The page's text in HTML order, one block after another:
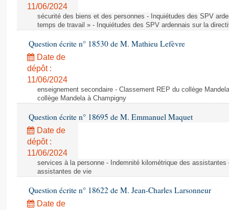
11/06/2024
sécurité des biens et des personnes - Inquiétudes des SPV
temps de travail » - Inquiétudes des SPV ardennais sur la
Question écrite n° 18530 de M. Mathieu Lefèvre
Date de
dépôt :
11/06/2024
enseignement secondaire - Classement REP du collège
collège Mandela à Champigny
Question écrite n° 18695 de M. Emmanuel Maquet
Date de
dépôt :
11/06/2024
services à la personne - Indemnité kilométrique des
assistantes de vie
Question écrite n° 18622 de M. Jean-Charles Larsonneur
Date de